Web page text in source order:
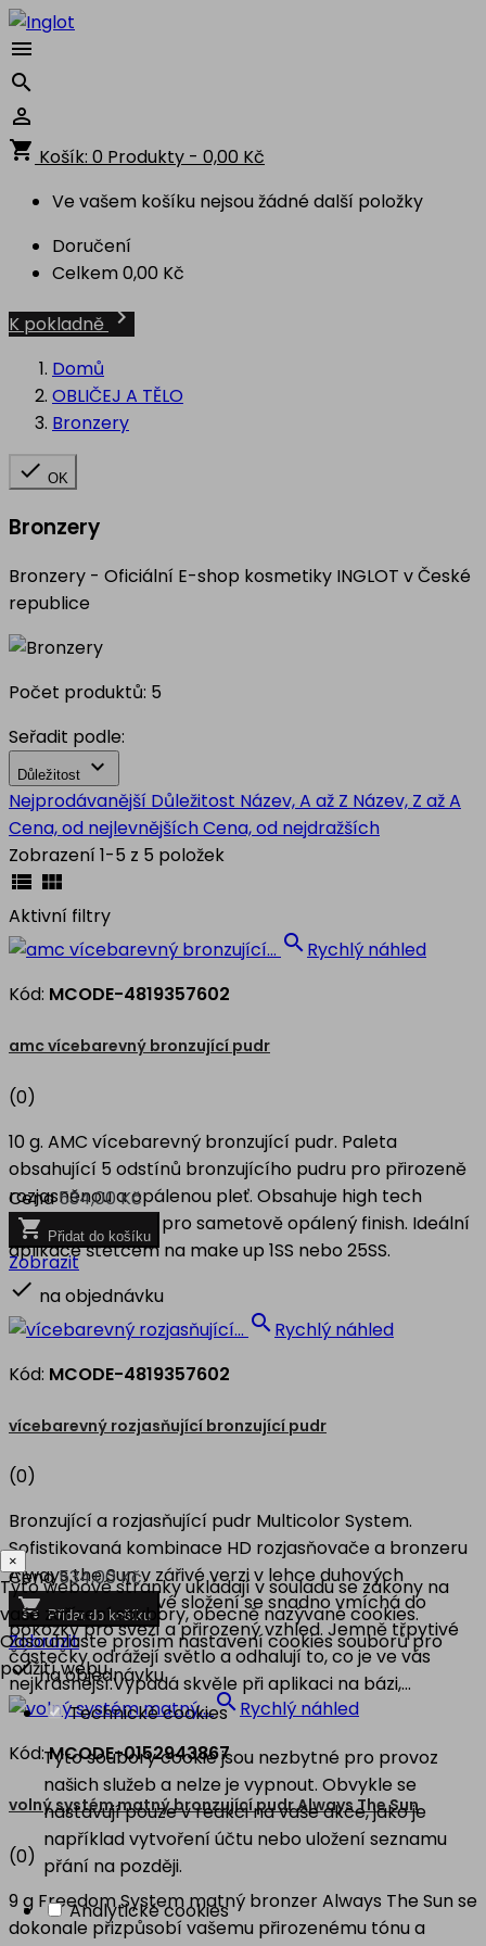



shopping_cart Košík: 0 Produkty - 0,00 Kč
Ve vašem košíku nejsou žádné další položky
Doručení
Celkem0,00 Kč
K pokladně
Domů
OBLIČEJ A TĚLO
Bronzery
 OK
Bronzery
Bronzery - Oficiální E-shop kosmetiky INGLOT v České
republice
Počet produktů: 5
Seřadit podle:
Důležitost 
Nejprodávanější Důležitost Název, A až Z Název, Z až A
Cena, od nejlevnějšíchCena, od nejdražších
Zobrazení 1-5 z 5 položek
 
Aktivní filtry
 Rychlý náhled
Kód: MCODE-4819357602
amc vícebarevný bronzující pudr
(0)
10 g. AMC vícebarevný bronzující pudr. Paleta
obsahující 5 odstínů bronzujícího pudru pro přirozeně
rozjasněnou a opálenou pleť. Obsahuje high tech
pigmenty a nylon pro sametově opálený finish. Ideální
aplikace štětcem na make up 1SS nebo 25SS.
Cena 534,00 Kč
 Přidat do košíku
Zobrazit
 na objednávku
 Rychlý náhled
Kód: MCODE-4819357602
vícebarevný rozjasňující bronzující pudr
(0)
Bronzující a rozjasňující pudr Multicolor System.
Sofistikovaná kombinace HD rozjasňovače a bronzeru
Always the Sun v zářivé verzi v lehce duhových
barvách. Sametové složení se snadno vmíchá do
pokožky pro svěží a přirozený vzhled. Jemně třpytivé
částečky odrážejí světlo a odhalují to, co je ve vás
nejkrásnější.Vypadá skvěle při aplikaci na bázi,...
Cena534,00 Kč
 Přidat do košíku
Zobrazit
na objednávku
 Rychlý náhled
Kód:MCODE-0152943867
volný systém matný bronzující pudr Always The Sun
(0)
9 g Freedom System matný bronzer Always The Sun se
dokonale přizpůsobí vašemu přirozenému tónu a
×
Tyto webové stránky ukládají v souladu se zákony na
vaše zařízení soubory, obecně nazývané cookies.
Odsouhlaste prosím nastavení cookies souborů pro
použití webu.
Technické cookies
Tyto soubory cookie jsou nezbytné pro provoz
našich služeb a nelze je vypnout. Obvykle se
nastavují pouze v reakci na vaše akce, jako je
například vytvoření účtu nebo uložení seznamu
přání na později.
Analytické cookies